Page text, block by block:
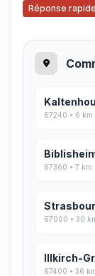
Réponse rapide
67240 • 6 km
67360 • 7 km
67000 • 30
67400 • 36